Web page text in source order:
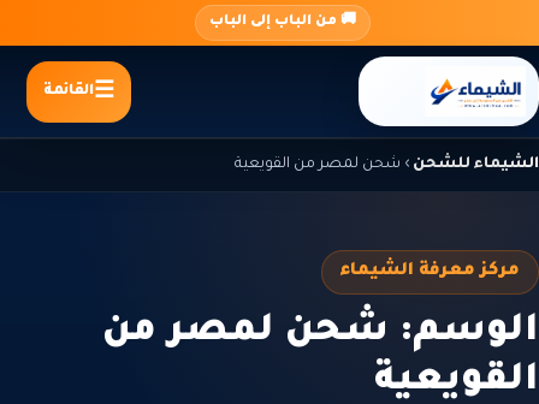
المحتوى
🚚 من الباب إلى الباب
القائمة
الشيماء للشحن › شحن لمصر من القويعية
مركز معرفة الشيماء
الوسم: شحن لمصر من
القويعية